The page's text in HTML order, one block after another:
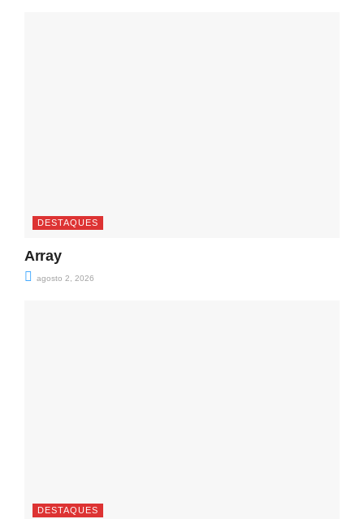
DESTAQUES
Array
agosto 2, 2026
DESTAQUES